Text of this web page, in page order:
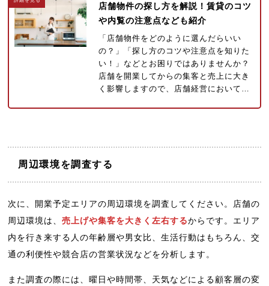
店舗物件の探し方を解説！賃貸のコツ
や内覧の注意点なども紹介
「店舗物件をどのように選んだらいい
の？」「探し方のコツや注意点を知りた
い！」などとお困りではありませんか？
店舗を開業してからの集客と売上に大き
く影響しますので、店舗経営において…
周辺環境を調査する
次に、開業予定エリアの周辺環境を調査してください。店舗の
周辺環境は、売上げや集客を大きく左右するからです。エリア
内を行き来する人の年齢層や男女比、生活行動はもちろん、交
通の利便性や競合店の営業状況などを分析します。
また調査の際には、曜日や時間帯、天気などによる顧客層の変